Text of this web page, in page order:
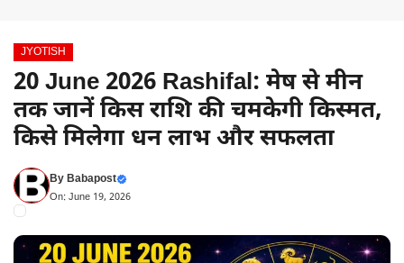
JYOTISH
20 June 2026 Rashifal: मेष से मीन
तक जानें किस राशि की चमकेगी किस्मत,
किसे मिलेगा धन लाभ और सफलता
ByBabapost
On: June 19, 2026